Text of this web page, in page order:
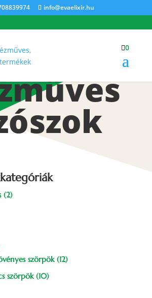
info@evaelixir.hu
0
(2)
szörpök (12)
szörpök (10)